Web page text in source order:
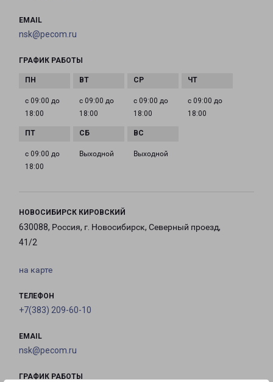
EMAIL
nsk@pecom.ru
ГРАФИК РАБОТЫ
с 09:00 до
18:00
с 09:00 до
18:00
с 09:00 до
18:00
с 09:00 до
18:00
с 09:00 до
18:00
Выходной Выходной
НОВОСИБИРСК КИРОВСКИЙ
630088, Россия, г. Новосибирск, Северный проезд,
41/2
на карте
ТЕЛЕФОН
+7(383) 209-60-10
EMAIL
nsk@pecom.ru
ГРАФИК РАБОТЫ